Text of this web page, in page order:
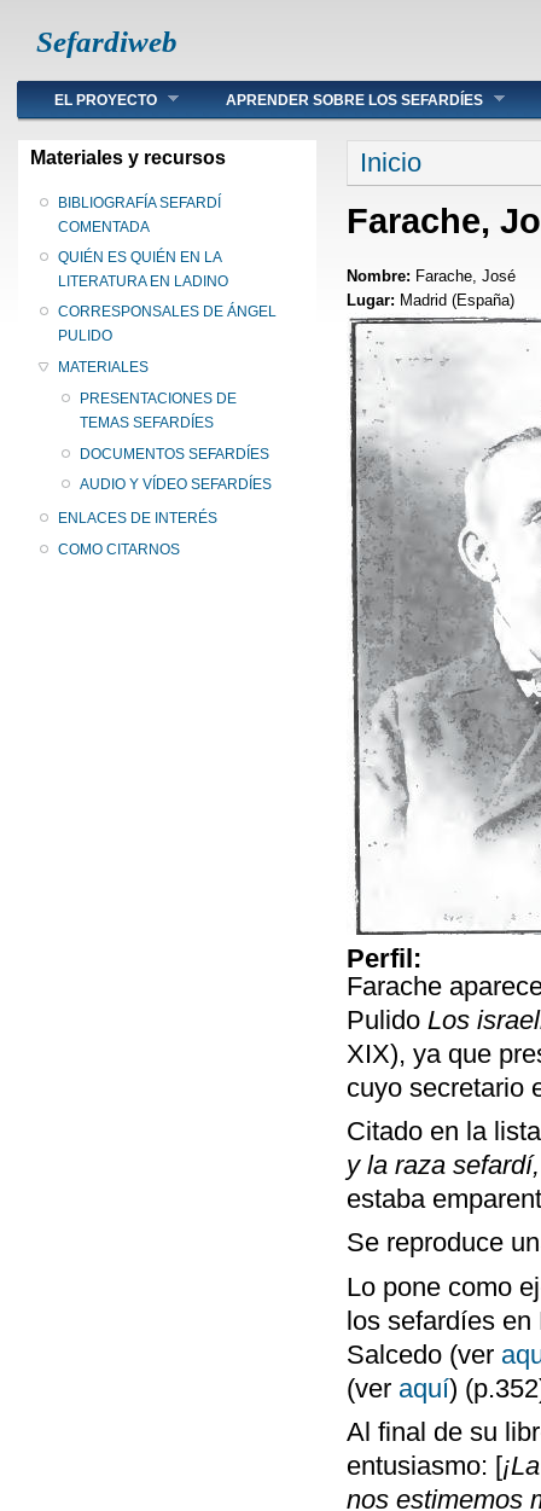
Sefardiweb
Main menu
EL PROYECTO APRENDER SOBRE LOS SEFARDÍES
Materiales y recursos
BIBLIOGRAFÍA SEFARDÍ
COMENTADA
QUIÉN ES QUIÉN EN LA
LITERATURA EN LADINO
CORRESPONSALES DE ÁNGEL
PULIDO
MATERIALES
PRESENTACIONES DE
TEMAS SEFARDÍES
DOCUMENTOS SEFARDÍES
AUDIO Y VÍDEO SEFARDÍES
ENLACES DE INTERÉS
COMO CITARNOS
Se encuentra
Inicio
Farache,
Nombre: Farache, José
Lugar: Madrid (España)
Perfil:
Farache
Pulido Los
XIX), ya que
cuyo secretario
Citado en la
y la raza
estaba
Se reproduce
Lo pone como
los sefardíes
Salcedo (ver
(ver aquí)
Al final de su
entusiasmo: [
nos estimemos